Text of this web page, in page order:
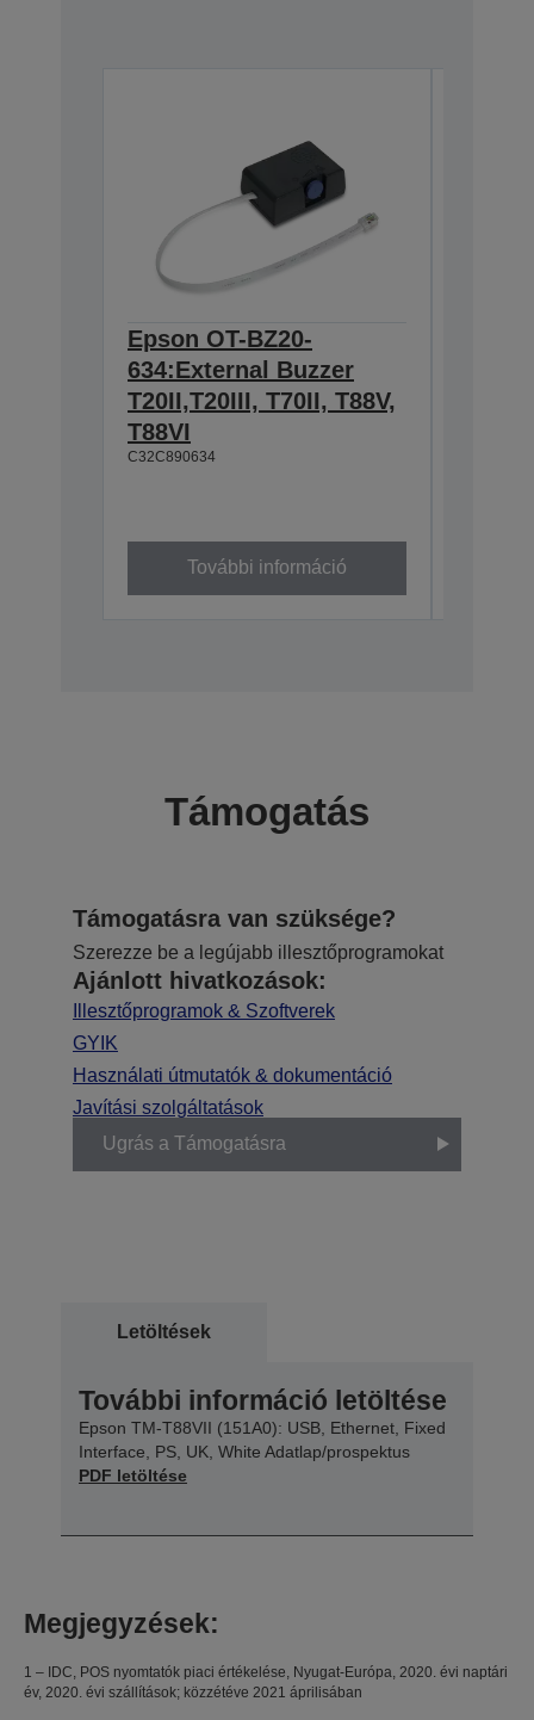
Epson OT-BZ20-
634:External Buzzer
T20II,T20III, T70II, T88V,
T88VI
C32C890634
További információ
Támogatás
Támogatásra van szüksége?
Szerezze be a legújabb illesztőprogramokat
Ajánlott hivatkozások:
Illesztőprogramok & Szoftverek
GYIK
Használati útmutatók & dokumentáció
Javítási szolgáltatások
Ugrás a Támogatásra
Letöltések
További információ letöltése
Epson TM-T88VII (151A0): USB, Ethernet, Fixed
Interface, PS, UK, White Adatlap/prospektus
PDF letöltése
Megjegyzések:
1 – IDC, POS nyomtatók piaci értékelése, Nyugat-Európa, 2020. évi naptári
év, 2020. évi szállítások; közzétéve 2021 áprilisában